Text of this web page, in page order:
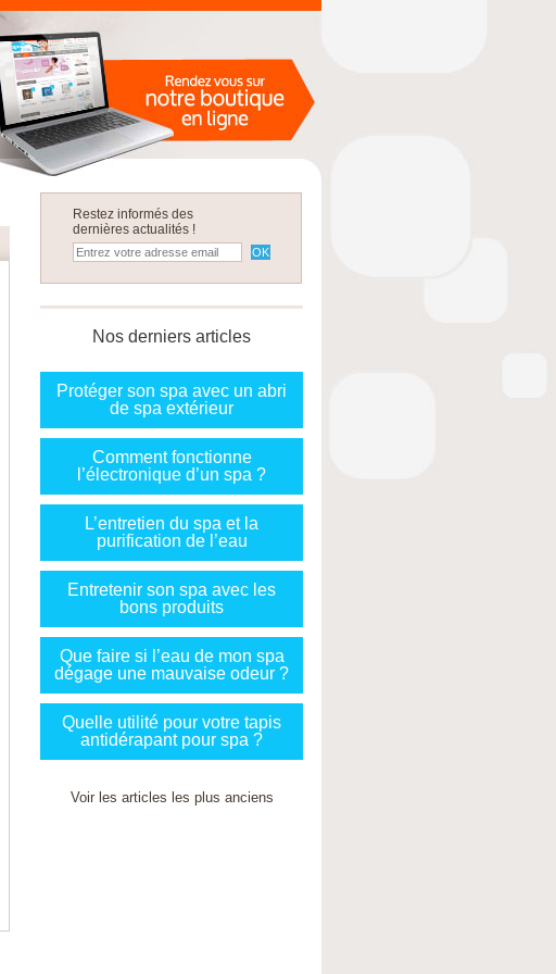
Restez informés des
dernières actualités !
Nos derniers articles
Protéger son spa avec un abri
de spa extérieur
Comment fonctionne
l’électronique d’un spa ?
L’entretien du spa et la
purification de l’eau
Entretenir son spa avec les
bons produits
Que faire si l’eau de mon spa
dégage une mauvaise odeur ?
Quelle utilité pour votre tapis
antidérapant pour spa ?
Voir les articles les plus anciens